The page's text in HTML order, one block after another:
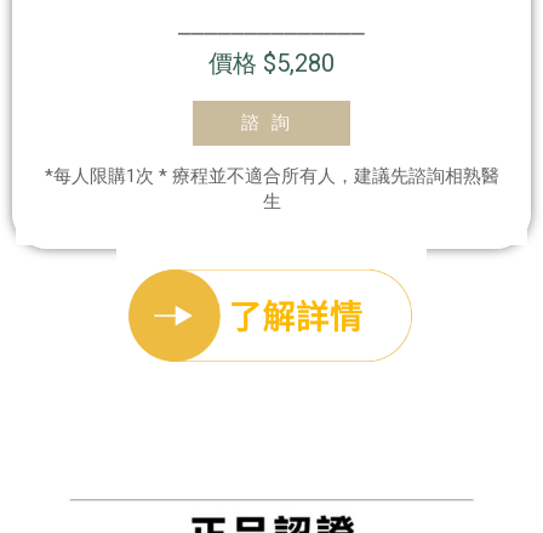
價格 $5,280
諮詢
*每人限購1次 * 療程並不適合所有人，建議先諮詢相熟醫
生